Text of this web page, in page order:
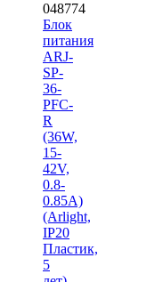
048774
Блок
питания
ARJ-
SP-
36-
PFC-
R
(36W,
15-
42V,
0.8-
0.85A)
(Arlight,
IP20
Пластик,
5